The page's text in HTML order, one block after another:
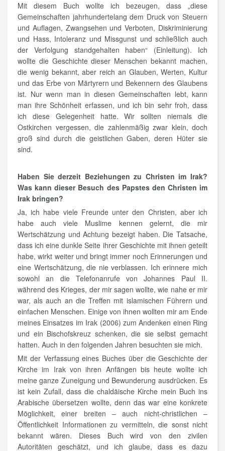
Mit diesem Buch wollte ich bezeugen, dass „diese
Gemeinschaften jahrhundertelang dem Druck von Steuern
und Auflagen, Zwangsehen und Verboten, Diskriminierung
und Hass, Intoleranz und Missgunst und schließlich auch
der Verfolgung standgehalten haben“ (Einleitung). Ich
wollte die Geschichte dieser Menschen bekannt machen,
die wenig bekannt, aber reich an Glauben, Werten, Kultur
und das Erbe von Märtyrern und Bekennern des Glaubens
ist. Nur wenn man in diesen Gemeinschaften lebt, kann
man ihre Schönheit erfassen, und ich bin sehr froh, dass
ich diese Gelegenheit hatte. Wir sollten niemals die
Ostkirchen vergessen, die zahlenmäßig zwar klein, doch
groß sind durch die geistlichen Gaben, deren Hüter sie
sind.
Haben Sie derzeit Beziehungen zu Christen im Irak?
Was kann dieser Besuch des Papstes den Christen im
Irak bringen?
Ja, ich habe viele Freunde unter den Christen, aber ich
habe auch viele Muslime kennen gelernt, die mir
Wertschätzung und Achtung bezeigt haben. Die Tatsache,
dass ich eine dunkle Seite ihrer Geschichte mit ihnen geteilt
habe, wirkt weiter und bringt immer noch Erinnerungen und
eine Wertschätzung, die nie verblassen. Ich erinnere mich
sowohl an die Telefonanrufe von Johannes Paul II.
während des Krieges, der mir sagen wollte, wie nahe er mir
war, als auch an die Treffen mit islamischen Führern und
einfachen Menschen. Einige von ihnen wollten mir am Ende
meines Einsatzes im Irak (2006) zum Andenken einen Ring
und ein Bischofskreuz schenken, die sie selbst gemacht
hatten. Auch in den folgenden Jahren besuchten sie mich.
Mit der Verfassung eines Buches über die Geschichte der
Kirche im Irak von ihren Anfängen bis heute wollte ich
meine ganze Zuneigung und Bewunderung ausdrücken. Es
ist kein Zufall, dass die chaldäische Kirche mein Buch ins
Arabische übersetzen wollte, denn das war eine konkrete
Möglichkeit, einer breiten – auch nicht-christlichen –
Öffentlichkeit Informationen zu vermitteln, die sonst nicht
bekannt wären. Dieses Buch wird von den zivilen
Autoritäten geschätzt, und ich glaube, dass es dazu